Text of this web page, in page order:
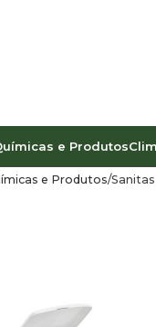
e Produtos
e Produtos